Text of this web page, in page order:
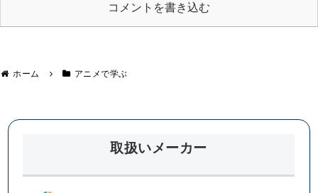
コメントを書き込む
ホーム アニメで学ぶ
取扱いメーカー